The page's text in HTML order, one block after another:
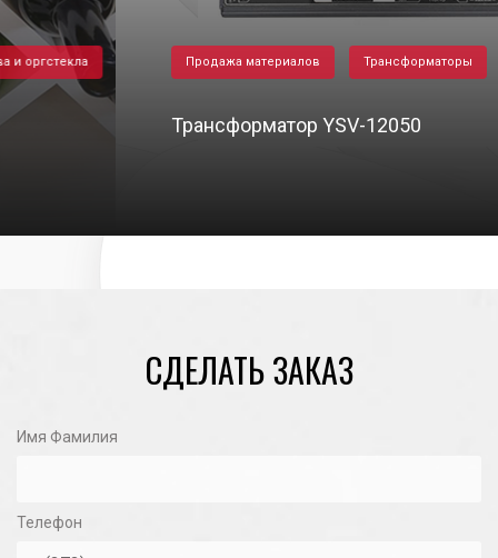
Продажа материалов Трансформаторы
Трансформатор YSV-12050
СДЕЛАТЬ ЗАКАЗ
Имя Фамилия
Телефон